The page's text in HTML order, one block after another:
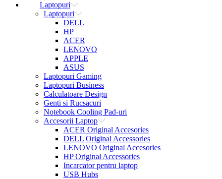
Laptopuri
Laptopuri
DELL
HP
ACER
LENOVO
APPLE
ASUS
Laptopuri Gaming
Laptopuri Business
Calculatoare Design
Genti si Rucsacuri
Notebook Cooling Pad-uri
Accesorii Laptop
ACER Original Accesories
DELL Original Accessories
LENOVO Original Accesories
HP Original Accessories
Incarcator pentru laptop
USB Hubs